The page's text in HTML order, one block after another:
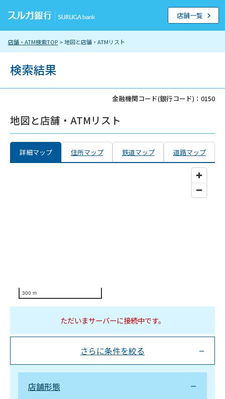
店舗・ATM検索TOP > 地図と店舗・ATMリスト
店舗一覧
検索結果
金融機関コード(銀行コード)：0150
地図と店舗・ATMリスト
詳細マップ 住所マップ 鉄道マップ 道路マップ
300 m
ただいまサーバーに接続中です。
さらに条件を絞る
店舗形態